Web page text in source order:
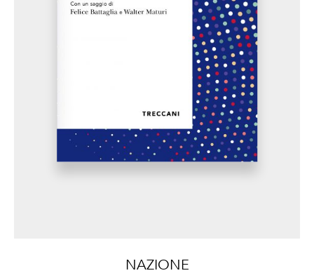
NAZIONE